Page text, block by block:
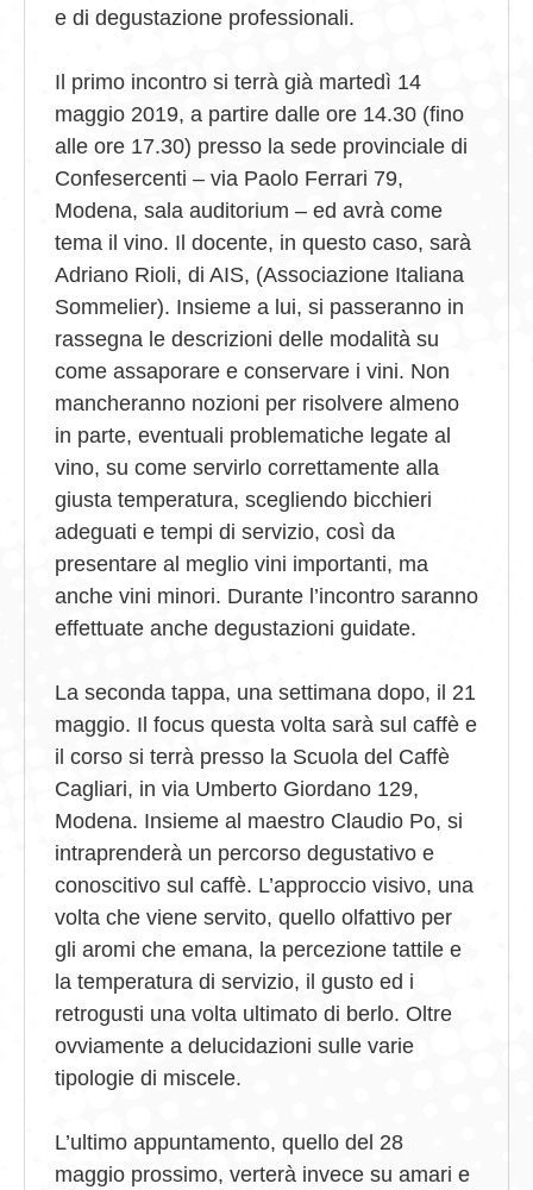
e di degustazione professionali.
Il primo incontro si terrà già martedì 14
maggio 2019, a partire dalle ore 14.30 (fino
alle ore 17.30) presso la sede provinciale di
Confesercenti – via Paolo Ferrari 79,
Modena, sala auditorium – ed avrà come
tema il vino. Il docente, in questo caso, sarà
Adriano Rioli, di AIS, (Associazione Italiana
Sommelier). Insieme a lui, si passeranno in
rassegna le descrizioni delle modalità su
come assaporare e conservare i vini. Non
mancheranno nozioni per risolvere almeno
in parte, eventuali problematiche legate al
vino, su come servirlo correttamente alla
giusta temperatura, scegliendo bicchieri
adeguati e tempi di servizio, così da
presentare al meglio vini importanti, ma
anche vini minori. Durante l’incontro saranno
effettuate anche degustazioni guidate.
La seconda tappa, una settimana dopo, il 21
maggio. Il focus questa volta sarà sul caffè e
il corso si terrà presso la Scuola del Caffè
Cagliari, in via Umberto Giordano 129,
Modena. Insieme al maestro Claudio Po, si
intraprenderà un percorso degustativo e
conoscitivo sul caffè. L’approccio visivo, una
volta che viene servito, quello olfattivo per
gli aromi che emana, la percezione tattile e
la temperatura di servizio, il gusto ed i
retrogusti una volta ultimato di berlo. Oltre
ovviamente a delucidazioni sulle varie
tipologie di miscele.
L’ultimo appuntamento, quello del 28
maggio prossimo, verterà invece su amari e